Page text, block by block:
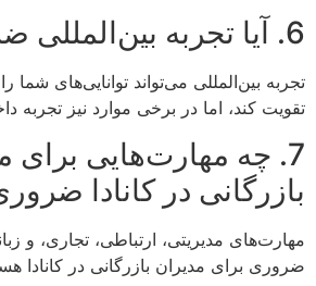
6. آیا تجربه بین‌المللی ضروری است؟
تجربه بین‌المللی می‌تواند توانایی‌های شما
تقویت کند، اما در برخی موارد نیز تجربه
7. چه مهارت‌هایی برای
بازرگانی در کانادا
مهارت‌های مدیریتی، ارتباطی، تجاری، و
ضروری برای مدیران بازرگانی در کانادا